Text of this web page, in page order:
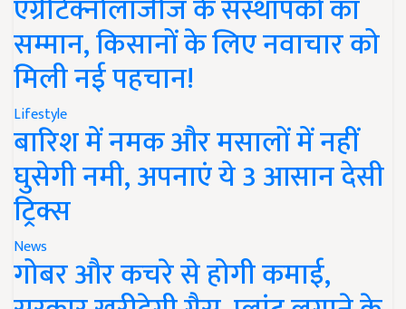
एग्रीटेक्नोलॉजीज के संस्थापकों का
सम्मान, किसानों के लिए नवाचार को
मिली नई पहचान!
Lifestyle
बारिश में नमक और मसालों में नहीं
घुसेगी नमी, अपनाएं ये 3 आसान देसी
ट्रिक्स
News
गोबर और कचरे से होगी कमाई,